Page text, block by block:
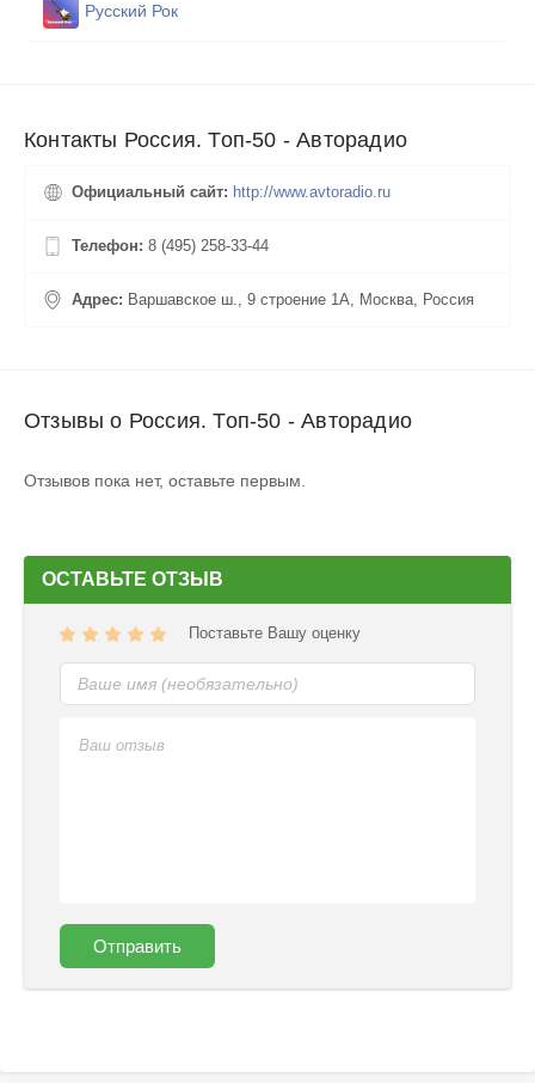
Русский Рок
Контакты Россия. Топ-50 - Авторадио
Официальный сайт: http://www.avtoradio.ru
Телефон: 8 (495) 258-33-44
Адрес: Варшавское ш., 9 строение 1А, Москва, Россия
Отзывы о Россия. Топ-50 - Авторадио
Отзывов пока нет, оставьте первым.
ОСТАВЬТЕ ОТЗЫВ
Поставьте Вашу оценку
Отправить